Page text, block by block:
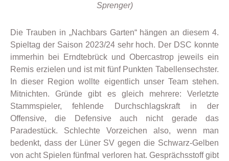
Sprenger)
Die Trauben in „Nachbars Garten“ hängen an diesem 4.
Spieltag der Saison 2023/24 sehr hoch. Der DSC konnte
immerhin bei Erndtebrück und Obercastrop jeweils ein
Remis erzielen und ist mit fünf Punkten Tabellensechster.
In dieser Region wollte eigentlich unser Team stehen.
Mitnichten. Gründe gibt es gleich mehrere: Verletzte
Stammspieler, fehlende Durchschlagskraft in der
Offensive, die Defensive auch nicht gerade das
Paradestück. Schlechte Vorzeichen also, wenn man
bedenkt, dass der Lüner SV gegen die Schwarz-Gelben
von acht Spielen fünfmal verloren hat. Gesprächsstoff gibt